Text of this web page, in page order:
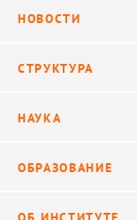
НОВОСТИ
Видео
СТРУКТУРА
Научные
НАУКА
ОБРАЗОВАНИЕ